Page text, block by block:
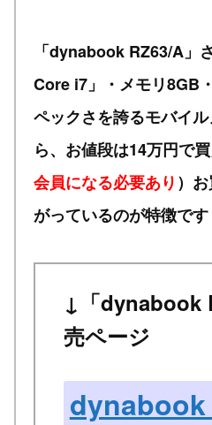
「dynabook RZ63/A」
Core i7」・メモリ8GB
ペックさを誇るモバイ
ら、お値段は14万円で
会員になる必要あり）
がっているのが特徴です
↓「dynabook
売ページ
dynabook